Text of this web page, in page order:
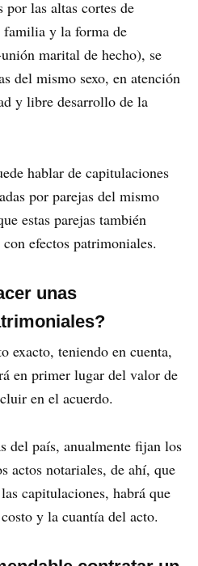
las altas cortes de
y la forma de
marital de hecho), se
del mismo sexo, en atención
y libre desarrollo de la
hablar de capitulaciones
por parejas del mismo
estas parejas también
efectos patrimoniales.
unas
exacto, teniendo en cuenta,
en primer lugar del valor de
en el acuerdo.
del país, anualmente fijan los
actos notariales, de ahí, que
capitulaciones, habrá que
y la cuantía del acto.